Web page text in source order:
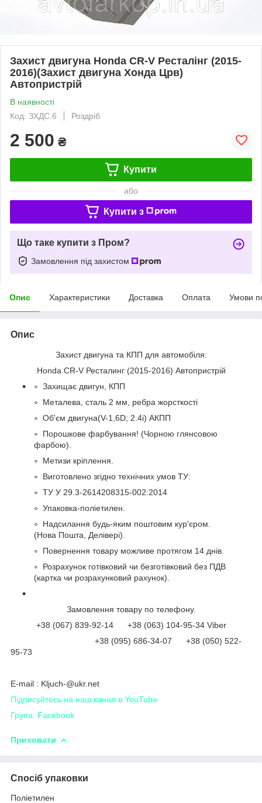
Захист двигуна Honda CR-V Ресталінг (2015-
2016)(Захист двигуна Хонда Црв)
Автопристрій
В наявності
Код: ЗХДС.6
Роздріб
2 500 ₴
Купити
або
Купити з
Що таке купити з Пром?
Замовлення під захистом
Опис Характеристики Доставка Оплата Умови
Опис
Захист двигуна та КПП для автомобіля:
Honda CR-V Ресталинг (2015-2016) Автопристрій
Захищає двигун, КПП
Металева, сталь 2 мм, ребра жорсткості
Об'єм двигуна(V-1,6D; 2.4i) АКПП
Порошкове фарбування! (Чорною глянсовою
фарбою).
Метизи кріплення.
Виготовлено згідно технічних умов ТУ:
ТУ У 29.3-2614208315-002:2014
Упаковка-поліетилен.
Надсилання будь-яким поштовим кур'єром.
(Нова Пошта, Делівері).
Повернення товару можливе протягом 14 днів.
Розрахунок готівковий чи безготівковий без ПДВ
(картка чи розрахунковий рахунок).
Замовлення товару по телефону.
+38 (067) 839-92-14 +38 (063) 104-95-34 Viber
+38 (095) 686-34-07 +38 (050) 522-
95-73
Е-mail : Kljuch-@ukr.net
Підписуйтесь на наш канал в YouTube
Група: Facebook
Приховати
Спосіб упаковки
Поліетилен